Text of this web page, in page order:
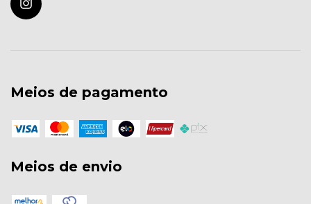
Meios de pagamento
Meios de envio